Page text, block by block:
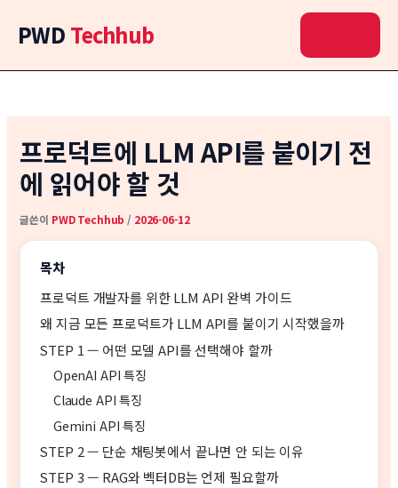
로
너
PWD Techhub
프로덕트에 LLM API를 붙이기 전
에 읽어야 할 것
글쓴이 PWD Techhub / 2026-06-12
목차
프로덕트 개발자를 위한 LLM API 완벽 가이드
왜 지금 모든 프로덕트가 LLM API를 붙이기 시작했을까
STEP 1 — 어떤 모델 API를 선택해야 할까
OpenAI API 특징
Claude API 특징
Gemini API 특징
STEP 2 — 단순 채팅봇에서 끝나면 안 되는 이유
STEP 3 — RAG와 벡터DB는 언제 필요할까